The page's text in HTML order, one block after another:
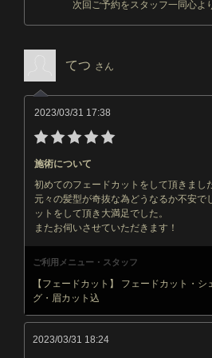
次回ご予約をスタッフ一同心よ
てつ さん
2023/03/31 17:38
施術について
初めてのフェードカットをして頂きまし
元々の髪型が奇抜な為どうなるか不安で
ットをして頂き大満足でした。
またお伺いさせていただきます！
ご利用メニュー・スタッフ
【フェードカット】 フェードカット・シ
グ・眉カット込
2023/03/31 18:24